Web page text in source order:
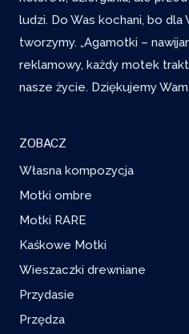
ludzi. Do Was kochani, bo dla
tworzymy. „Agamotki –
reklamowy, każdy motek
nasze życie. Dziękujemy
ZOBACZ
Własna kompozycja
Motki ombre
Motki RARE
Kaśkowe Motki
Wieszaczki drewniane
Przydasie
Przędza